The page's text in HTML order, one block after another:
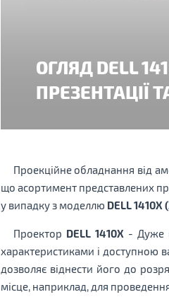
ОГЛЯД DELL
ПРЕЗЕНТАЦІЇ
Проекційне обладнання від
що асортимент представлених
у випадку з моделлю DELL 1410X
Проектор DELL 1410X - Дуже
характеристиками і доступною
дозволяє віднести його до
місце, наприклад, для